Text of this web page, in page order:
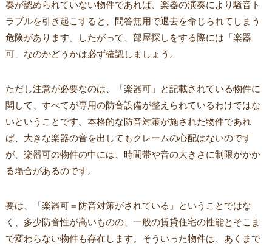
奏が認められていない物件であれば、楽器の演奏により騒音ト
ラブルを引き起こすると、問答無用で退去を命じられてしまう
危険があります。したがって、部屋探しをする際には「楽器
可」なのかどうかは必ず確認しましょう。
ただし注意が必要なのは、「楽器可」と記載されている物件に
関して、すべてが専用の防音設備が整えられているわけではな
いということです。本格的な防音対策が施された物件であれ
ば、大きな楽器の音を出してもクレームの心配はないのです
が、楽器可の物件の中には、時間帯や音の大きさに制限がかか
る場合があるのです。
要は、「楽器可＝防音対策がされている」ということではな
く、多少防音性が高いものの、一般の賃貸住宅の性能とそこま
で変わらない物件も存在します。そういった物件は、あくまで